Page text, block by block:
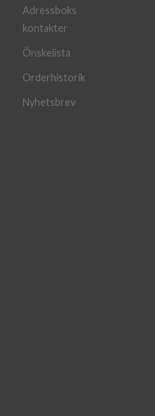
Adressboks
kontakter
Önskelista
Orderhistorik
Nyhetsbrev